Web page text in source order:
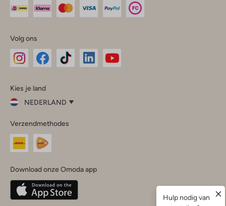
Volg ons
InstagramFacebook
Kies je land
NEDERLAND
je
land
Nederland
Belgique(Français)
Deutschland
Verzendmethodes
Download onze Omoda app